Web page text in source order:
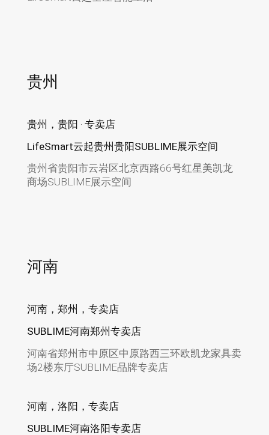
贵州
贵州，贵阳 · 专卖店
LifeSmart云起贵州贵阳SUBLIME展示空间
贵州省贵阳市云岩区北京西路66号红星美凯龙
商场SUBLIME展示空间
河南
河南，郑州，专卖店
SUBLIME河南郑州专卖店
河南省郑州市中原区中原路西三环欧凯龙家具卖
场2楼东厅SUBLIME品牌专卖店
河南，洛阳，专卖店
SUBLIME河南洛阳专卖店